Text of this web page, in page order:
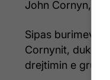
John Cornyn,
Sipas burimeve
Cornynit, duke
drejtimin e